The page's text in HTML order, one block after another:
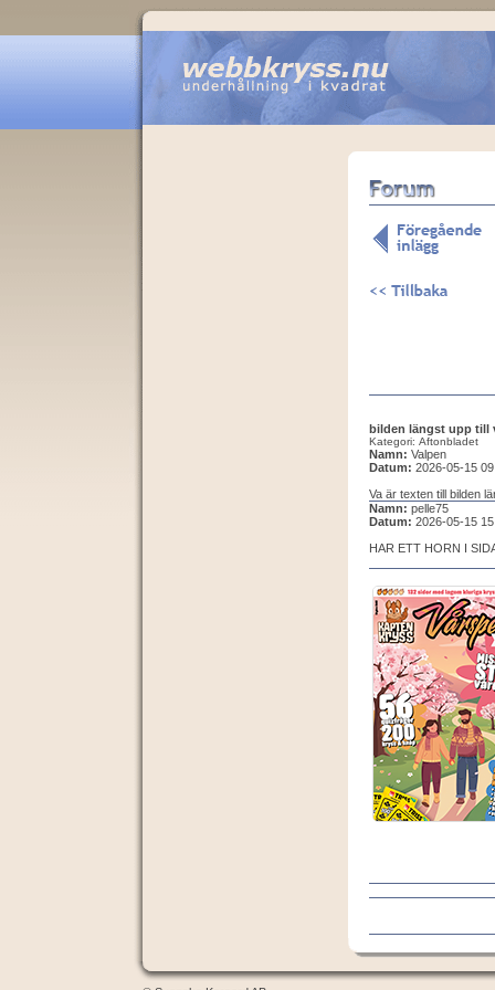
bilden längst upp till
Kategori: Aftonbladet
Namn: Valpen
Datum: 2026-05-15
Va är texten till bilden
Namn: pelle75
Datum: 2026-05-15
HAR ETT HORN I